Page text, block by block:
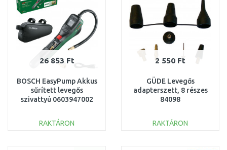
26 853 Ft
BOSCH EasyPump Akkus
sűrített levegős
szivattyú 0603947002
RAKTÁRON
2 550 Ft
GÜDE Levegős
adapterszett, 8 részes
84098
RAKTÁRON